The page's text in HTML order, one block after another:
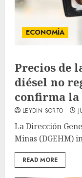
ECONOMÍA
Precios de
diésel no
confirma la
LEYDIN SORTO
La Dirección
Minas (DGEHM)
READ MORE